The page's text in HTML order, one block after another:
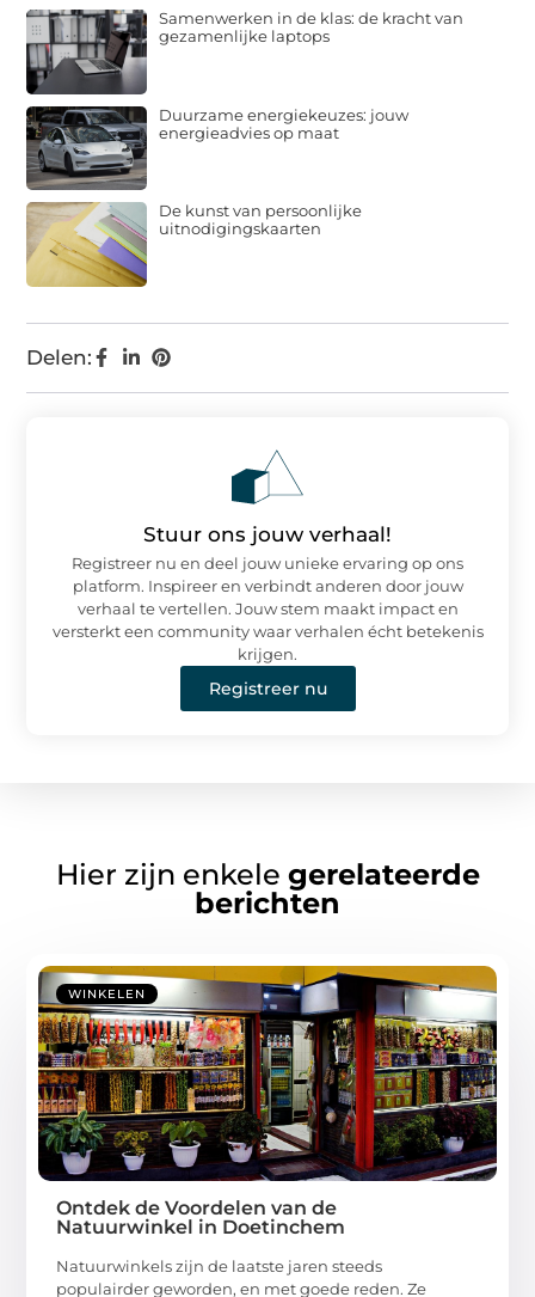
Delen:
Samenwerken in de klas: de kracht van
gezamenlijke laptops
Duurzame energiekeuzes: jouw
energieadvies op maat
De kunst van persoonlijke
uitnodigingskaarten
Stuur ons jouw verhaal!
Registreer nu en deel jouw unieke ervaring op ons
platform. Inspireer en verbindt anderen door jouw
verhaal te vertellen. Jouw stem maakt impact en
versterkt een community waar verhalen écht betekenis
krijgen.
Registreer nu
Hier zijn enkele gerelateerde
berichten
WINKELEN
Ontdek de Voordelen van de
Natuurwinkel in Doetinchem
Natuurwinkels zijn de laatste jaren steeds
populairder geworden, en met goede reden. Ze